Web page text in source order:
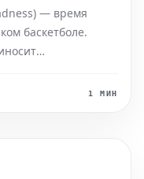
— время
баскетболе.
поражение1 МИН